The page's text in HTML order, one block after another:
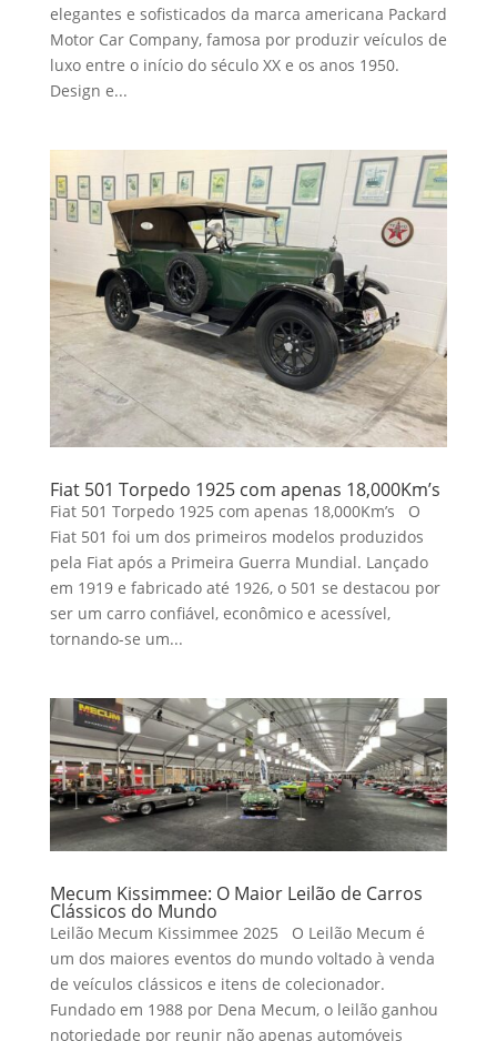
elegantes e sofisticados da marca americana Packard
Motor Car Company, famosa por produzir veículos de
luxo entre o início do século XX e os anos 1950.
Design e...
Fiat 501 Torpedo 1925 com apenas 18,000Km’s
Fiat 501 Torpedo 1925 com apenas 18,000Km’s O
Fiat 501 foi um dos primeiros modelos produzidos
pela Fiat após a Primeira Guerra Mundial. Lançado
em 1919 e fabricado até 1926, o 501 se destacou por
ser um carro confiável, econômico e acessível,
tornando-se um...
Mecum Kissimmee: O Maior Leilão de Carros
Clássicos do Mundo
Leilão Mecum Kissimmee 2025 O Leilão Mecum é
um dos maiores eventos do mundo voltado à venda
de veículos clássicos e itens de colecionador.
Fundado em 1988 por Dena Mecum, o leilão ganhou
notoriedade por reunir não apenas automóveis